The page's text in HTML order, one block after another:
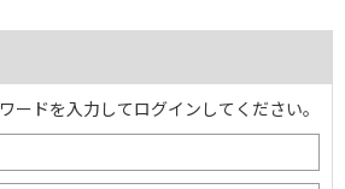
ードを入力してログインしてください。